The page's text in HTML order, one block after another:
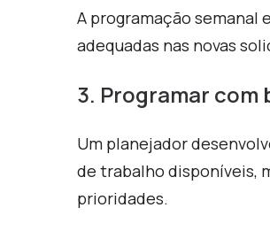
A programação semanal
adequadas nas novas
3. Programar
Um planejador
de trabalho disponíveis,
prioridades.